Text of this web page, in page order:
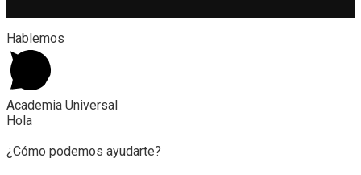
Hablemos
Academia Universal
Hola
¿Cómo podemos ayudarte?